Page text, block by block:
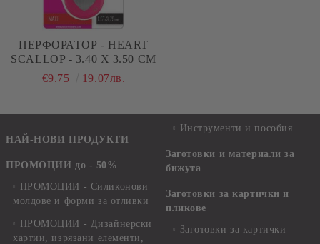
ПЕРФОРАТОР - HEART
SCALLOP - 3.40 X 3.50 СМ
€9.75
19.07лв.
НАЙ-НОВИ ПРОДУКТИ
ПРОМОЦИИ до - 50%
ПРОМОЦИИ - Силиконови
молдове и форми за отливки
ПРОМОЦИИ - Дизайнерски
хартии, изрязани елементи,
Инструменти и пособия
Заготовки и материали за
бижута
Заготовки за картички и
пликове
Заготовки за картички